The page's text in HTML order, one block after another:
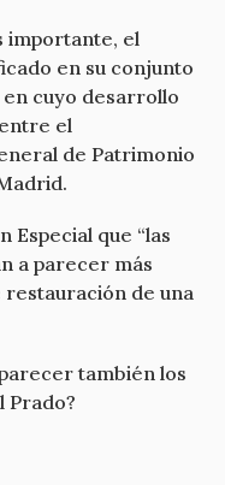
importante, el
en su conjunto
cuyo desarrollo
el
de Patrimonio
Especial que “las
a parecer más
de una
también los
Prado?